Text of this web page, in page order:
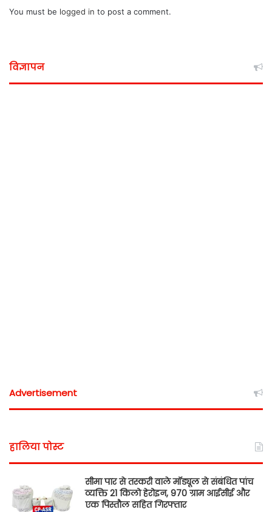
You must be logged in to post a comment.
विज्ञापन
Advertisement
हालिया पोस्ट
सीमा पार से तस्करी वाले मॉड्यूल से संबंधित पांच
व्यक्ति 21 किलो हेरोइन, 970 ग्राम आईसीई और
एक पिस्तौल सहित गिरफ्तार